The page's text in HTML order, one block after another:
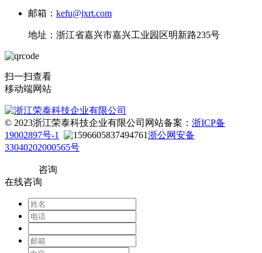
邮箱： kefu@jxrt.com
地址：浙江省嘉兴市嘉兴工业园区明新路235号
扫一扫查看
移动端网站
© 2023浙江荣泰科技企业有限公司 网站备案： 浙ICP备
19002897号-1
浙公网安备
33040202000565号
咨询
在线咨询